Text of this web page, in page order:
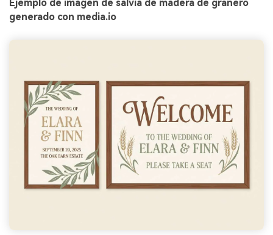
Ejemplo de imagen de salvia de madera de granero
generado con media.io